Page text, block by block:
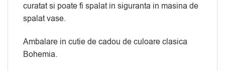
curatat si poate fi spalat in siguranta in masina de
spalat vase.
Ambalare in cutie de cadou de culoare clasica
Bohemia.